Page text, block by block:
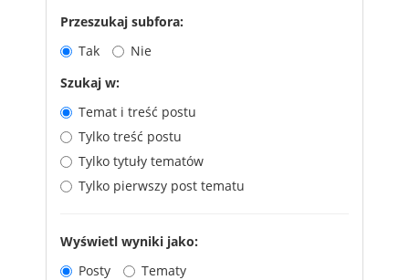
Przeszukaj subfora:
Tak
Nie
Szukaj w:
Temat i treść postu
Tylko treść postu
Tylko tytuły tematów
Tylko pierwszy post tematu
Wyświetl wyniki jako:
Posty
Tematy